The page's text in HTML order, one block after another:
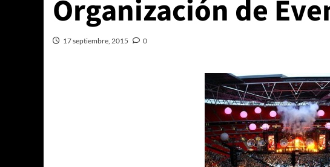
Organización de
17 septiembre, 2015 0